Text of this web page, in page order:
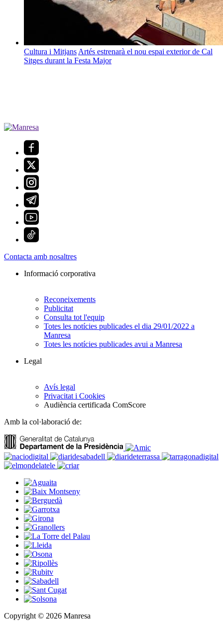
Cultura i Mitjans Artés estrenarà el nou espai exterior de Cal
Sitges durant la Festa Major
Contacta amb nosaltres
Informació corporativa
Reconeixements
Publicitat
Consulta tot l'equip
Totes les notícies publicades el dia 29/01/2022 a
Manresa
Totes les notícies publicades avui a Manresa
Legal
Avís legal
Privacitat i Cookies
Audiència certificada ComScore
Amb la col·laboració de:
Copyright © 2026 Manresa